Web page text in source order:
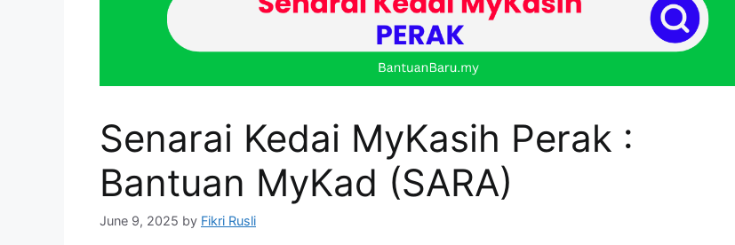
Senarai Kedai MyKasih Perak :
Bantuan MyKad (SARA)
June 9, 2025 by Fikri Rusli